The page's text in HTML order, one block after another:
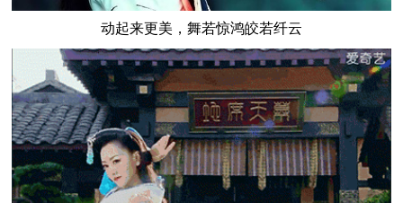
动起来更美，舞若惊鸿皎若纤云